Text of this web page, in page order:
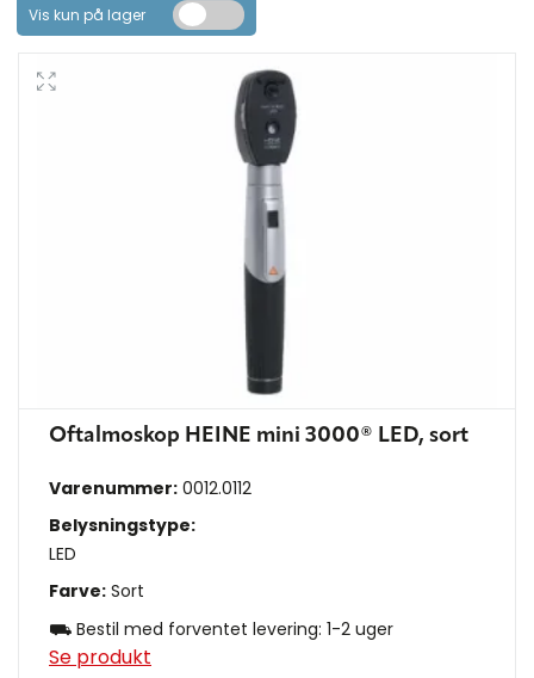
Vis kun på lager
Oftalmoskop HEINE mini 3000® LED, sort
Varenummer: 0012.0112
Belysningstype:
LED
Farve: Sort
⛟ Bestil med forventet levering: 1-2 uger
Se produkt